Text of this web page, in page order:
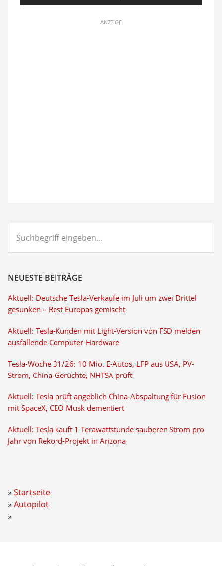
ANZEIGE
eingeben...
NEUESTE BEITRÄGE
Aktuell: Deutsche Tesla-Verkäufe im Juli um zwei Drittel
gesunken – Rest Europas gemischt
Aktuell: Tesla-Kunden mit Light-Version von FSD melden
ausfallende Computer-Hardware
Tesla-Woche 31/26: 10 Mio. E-Autos, LFP aus USA, PV-
Strom, China-Gerüchte, NHTSA prüft
Aktuell: Tesla prüft angeblich China-Abspaltung für Fusion
mit SpaceX, CEO Musk dementiert
Aktuell: Tesla kauft 1 Terawattstunde sauberen Strom pro
Jahr von Rekord-Projekt in Arizona
Startseite
Autopilot